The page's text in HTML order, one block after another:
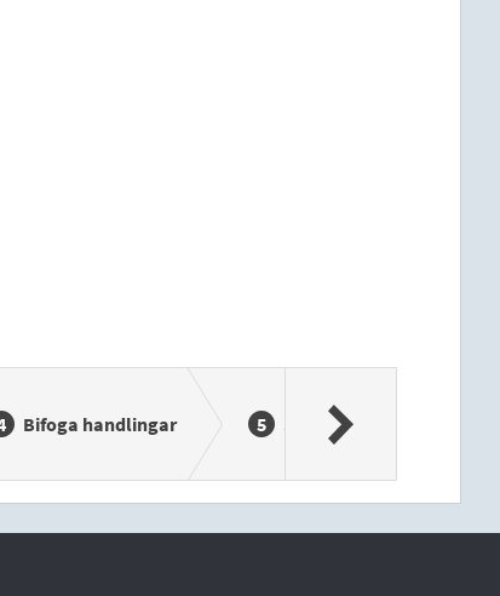
Bifoga handlingar Samtycken